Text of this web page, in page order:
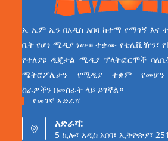
ኤ ኤም ኤን በአዲስ አበባ ከተማ የማገኝ እና
ቤት የሆነ ሚዲያ ነው። ተቋሙ የቴሌቪዥን፣
የተለያዩ ዲጂታል ሚዲያ ፕላትፎርሞች
ሜትሮፖሊታን የሚዲያ ተቋም የመሆን
ስራዎችን በመስራት ላይ ይገኛል።
የመገኛ አድራሻ
አድራሻ:
5 ኪሎ፣ አዲስ አበባ፣ ኢትዮጵያ፣ 251